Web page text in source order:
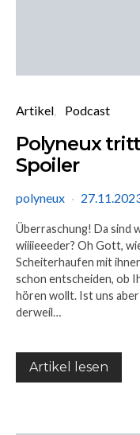
Artikel Podcast
Polyneux
Spoiler
polyneux
Überraschung! Da sind
wiiiieeeder? Oh Gott,
Scheiterhaufen mit
schon entscheiden, ob
hören wollt. Ist uns
derweil…
Artikel lesen